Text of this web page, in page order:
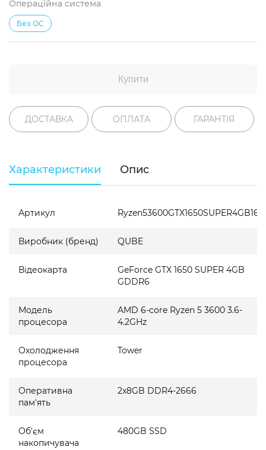
Операційна система
Без ОС
Купити
ДОСТАВКА ОПЛАТА ГАРАНТІЯ
Характеристики Опис
Артикул Ryzen53600GTX1650SUPER4GB164
Виробник (бренд) QUBE
Відеокарта
GeForce GTX 1650 SUPER 4GB
GDDR6
Модель
процесора
AMD 6-core Ryzen 5 3600 3.6-
4.2GHz
Охолодження
процесора
Tower
Оперативна
пам'ять
2x8GB DDR4-2666
Об'єм
накопичувача
480GB SSD